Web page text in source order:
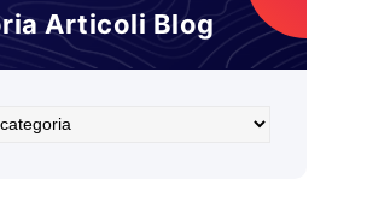
Articoli Blog